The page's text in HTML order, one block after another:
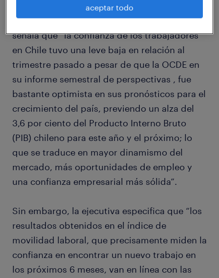
Al respecto, Natalia Zúñiga, directora de
marketing y comunicaciones de Randstad,
señala que “la confianza de los trabajadores
en Chile tuvo una leve baja en relación al
trimestre pasado a pesar de que la OCDE en
su informe semestral de perspectivas , fue
bastante optimista en sus pronósticos para el
crecimiento del país, previendo un alza del
3,6 por ciento del Producto Interno Bruto
(PIB) chileno para este año y el próximo; lo
que se traduce en mayor dinamismo del
mercado, más oportunidades de empleo y
una confianza empresarial más sólida”.
Sin embargo, la ejecutiva especifica que “los
resultados obtenidos en el índice de
movilidad laboral, que precisamente miden la
confianza en encontrar un nuevo trabajo en
los próximos 6 meses, van en línea con las
aceptar todo